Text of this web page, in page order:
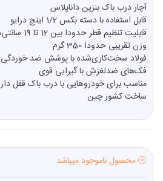
آچار درب باک بنزین داناپلاس
قابل استفاده با دسته بکس 1/2 اینچ درایو
قابلیت تنظیم قطر حدودا بین 12 تا 19 سانتی‌متر
وزن تقریبی حدودا 350 گرم
فولاد سخت‌کاری‌شده با پوشش ضد خوردگی
فک‌های ضدلغزش با گیرایی قوی
مناسب برای خودروهایی با درب باک قفل دار
ساخت کشور چین
محصول ناموجود میباشد